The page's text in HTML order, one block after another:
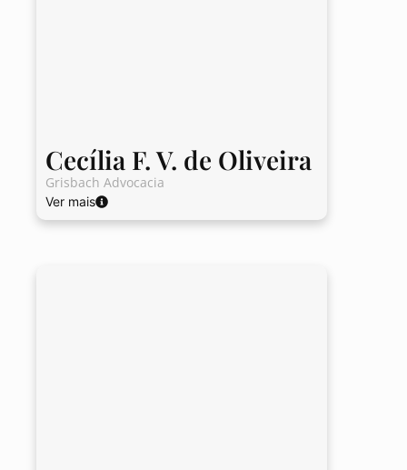
Cecília F. V. de Oliveira
Grisbach Advocacia
Ver mais